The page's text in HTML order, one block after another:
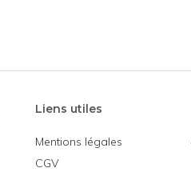
Liens utiles
Mentions légales
CGV